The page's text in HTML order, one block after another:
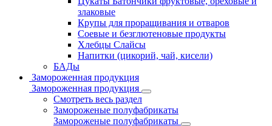
злаковые
Крупы для проращивания и отваров
Соевые и безглютеновые продукты
Хлебцы Слайсы
Напитки (цикорий, чай, кисели)
БАДы
Замороженная продукция
Замороженная продукция
Смотреть весь раздел
Замороженые полуфабрикаты
Замороженые полуфабрикаты